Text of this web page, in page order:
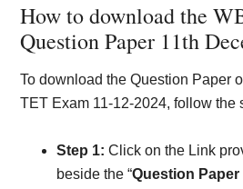
How to download the
Question Paper 11th
To download the Question Paper
TET Exam 11-12-2024, follow the
Step 1: Click on the Link
beside the “Question